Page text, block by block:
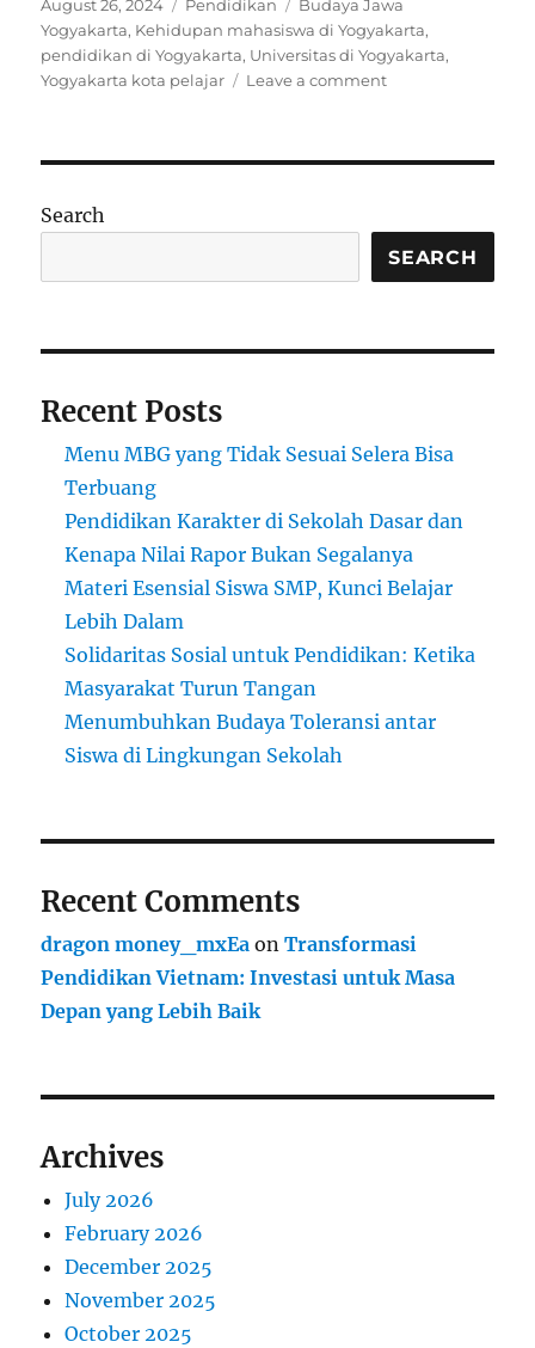
on
August 26, 2024 Pendidikan
Budaya Jawa
Yogyakarta, Kehidupan mahasiswa di Yogyakarta,
pendidikan di Yogyakarta, Universitas di Yogyakarta,
Yogyakarta kota pelajar
Leave a commenton
Search
SEARCH
Recent Posts
Menu MBG yang Tidak Sesuai Selera Bisa
Terbuang
Pendidikan Karakter di Sekolah Dasar dan
Kenapa Nilai Rapor Bukan Segalanya
Materi Esensial Siswa SMP, Kunci Belajar
Lebih Dalam
Solidaritas Sosial untuk Pendidikan: Ketika
Masyarakat Turun Tangan
Menumbuhkan Budaya Toleransi antar
Siswa di Lingkungan Sekolah
Recent Comments
dragon money_mxEa onTransformasi
Pendidikan Vietnam: Investasi untuk Masa
Depan yang Lebih Baik
Archives
July 2026
February 2026
December 2025
November 2025
October 2025